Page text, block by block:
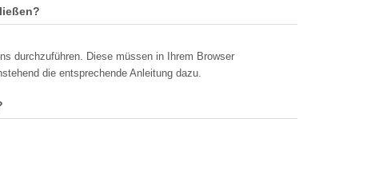
durchzuführen. Diese müssen in Ihrem Browser
die entsprechende Anleitung dazu.